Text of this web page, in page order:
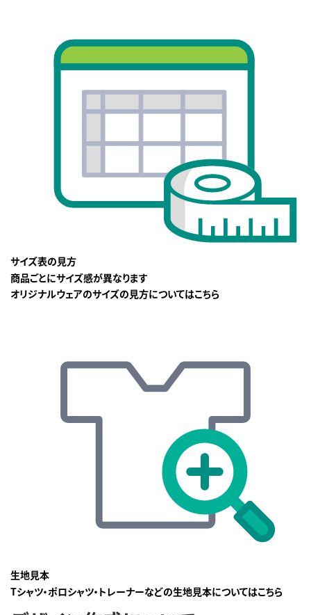
サイズ表の見方
商品ごとにサイズ感が異なります
オリジナルウェアのサイズの見方についてはこちら
生地見本
Tシャツ・ポロシャツ・トレーナーなどの生地見本についてはこちら